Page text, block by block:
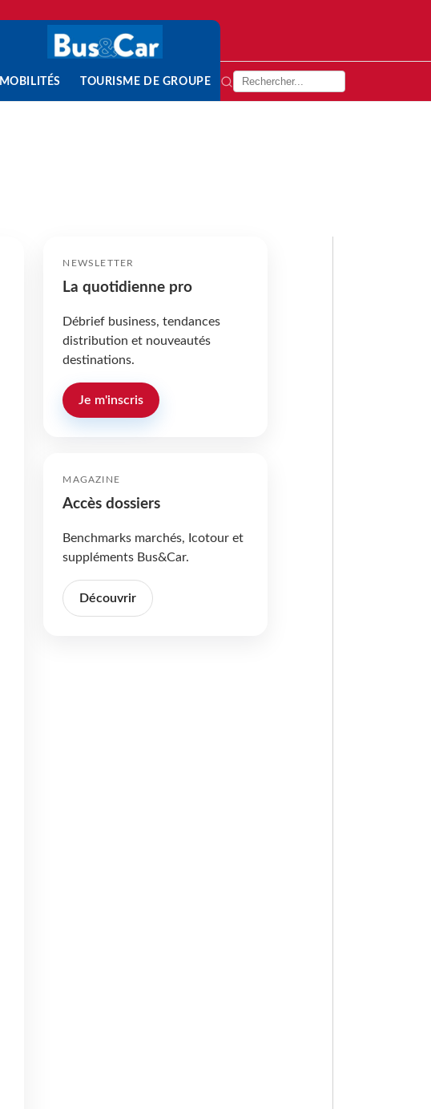
MOBILITÉS TOURISME DE GROUPE
NEWSLETTER
La quotidienne pro
Débrief business, tendances
distribution et nouveautés
destinations.
Je m'inscris
MAGAZINE
Accès dossiers
Benchmarks marchés, Icotour et
suppléments Bus&Car.
Découvrir